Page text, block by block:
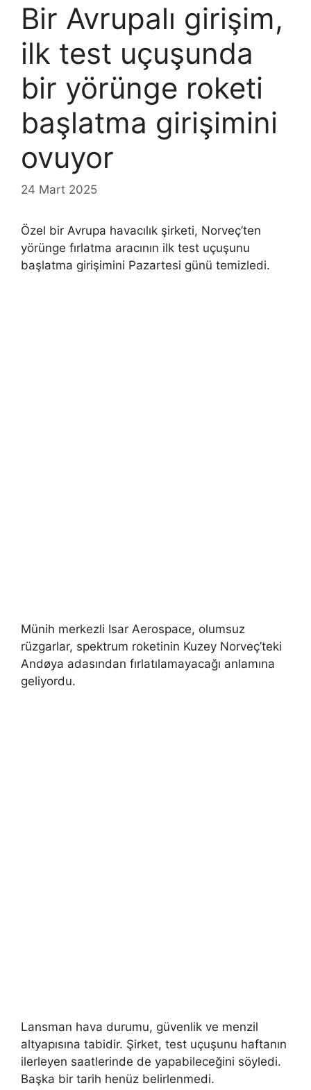
Bir Avrupalı ​​girişim,
ilk test uçuşunda
bir yörünge roketi
başlatma girişimini
ovuyor
24 Mart 2025
Özel bir Avrupa havacılık şirketi, Norveç’ten
yörünge fırlatma aracının ilk test uçuşunu
başlatma girişimini Pazartesi günü temizledi.
Münih merkezli Isar Aerospace, olumsuz
rüzgarlar, spektrum roketinin Kuzey Norveç’teki
Andøya adasından fırlatılamayacağı anlamına
geliyordu.
Lansman hava durumu, güvenlik ve menzil
altyapısına tabidir. Şirket, test uçuşunu haftanın
ilerleyen saatlerinde de yapabileceğini söyledi.
Başka bir tarih henüz belirlenmedi.